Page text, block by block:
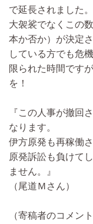
で延長されました。
大袈裟でなくこの
本か否か）が決定
している方でも危
限られた時間です
を！
『この人事が撤回
なります。
伊方原発も再稼働
原発訴訟も負けて
ません。』
（尾道Ｍさん）
（寄稿者のコメント